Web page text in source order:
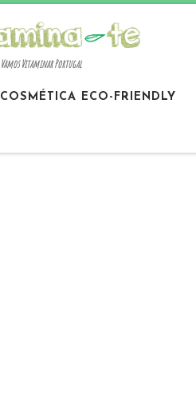
Vamos Vitaminar Portugal
COSMÉTICA ECO-FRIENDLY